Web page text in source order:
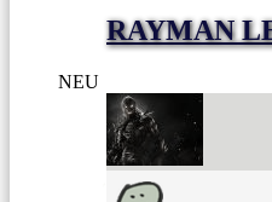
RAYMAN
NEU